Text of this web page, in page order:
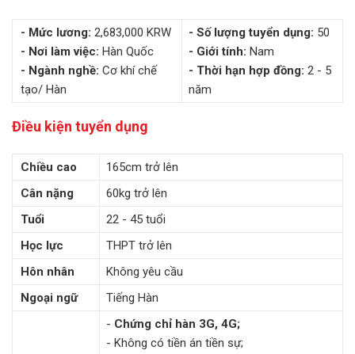
- Mức lương: 2,683,000 KRW
- Nơi làm việc: Hàn Quốc
- Ngành nghề: Cơ khí chế
tạo/ Hàn
- Số lượng tuyển dụng: 50
- Giới tính: Nam
- Thời hạn hợp đồng: 2 - 5
năm
Điều kiện tuyển dụng
Chiều cao
165cm trở lên
Cân nặng
60kg trở lên
Tuổi
22 - 45 tuổi
Học lực
THPT trở lên
Hôn nhân
Không yêu cầu
Ngoại ngữ
Tiếng Hàn
- Chứng chỉ hàn 3G, 4G;
- Không có tiền án tiền sự;